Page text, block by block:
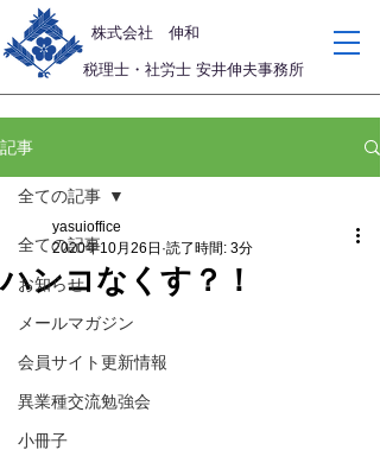
​株式会社 伸和
税理士・社労士 安井伸夫事務所
記事
全ての記事
お知らせ
メールマガジン
会員サイト更新情報
異業種交流勉強会
小冊子
全ての記事
ハンコなくす？！
yasuioffice
2020年10月26日 読了時間: 3分